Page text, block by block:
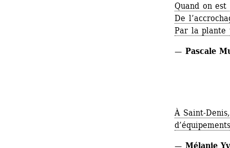
Quand on est
De
Par la plante
— Pascale
À Saint-
— Mélanie